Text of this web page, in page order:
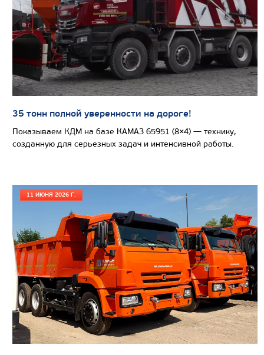
Цена по запросу
Производитель
Максимальная грузоподъемность, т
Модель шасси
Колёсная формула
Узнать цену
35 тонн полной уверенности на дороге!
Показываем КДМ на базе КАМАЗ 65951 (8×4) — технику,
созданную для серьезных задач и интенсивной работы.
11 ИЮНЯ 2026 Г.